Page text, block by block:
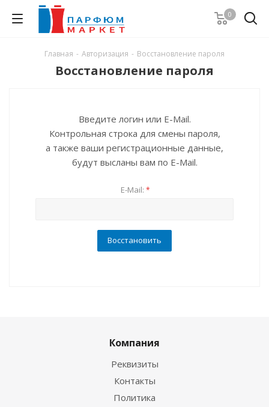
0
Главная - Авторизация - Восстановление пароля
Восстановление пароля
Введите логин или E-Mail.
Контрольная строка для смены пароля,
а также ваши регистрационные данные,
будут высланы вам по E-Mail.
E-Mail: *
Компания
Реквизиты
Контакты
Политика